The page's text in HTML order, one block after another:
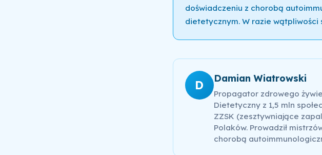
doświadczeniu z chorobą
dietetycznym. W razie wątpliwości
D Damian Wiatrowski
Propagator zdrowego
Dietetyczny z 1,5 mln
ZZSK (zesztywniające
Polaków. Prowadził
chorobą